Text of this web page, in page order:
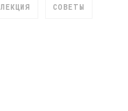
ЛЕКЦИЯ СОВЕТЫ